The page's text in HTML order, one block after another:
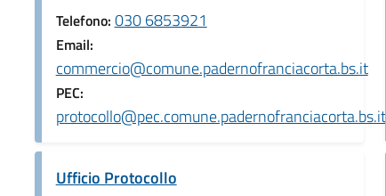
Telefono: 030 6853921
Email:
commercio@comune.padernofranciacorta.bs.it
PEC:
protocollo@pec.comune.padernofranciacorta.bs.it
Ufficio Protocollo